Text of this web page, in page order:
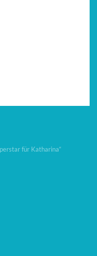
für Katharina“